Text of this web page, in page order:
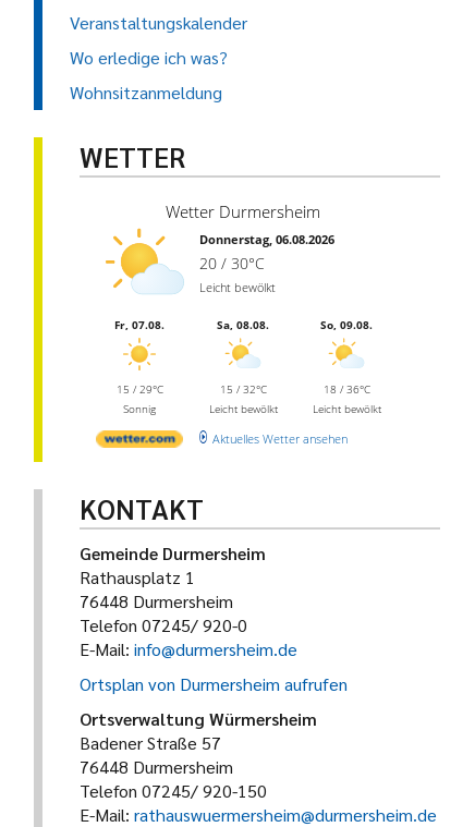
Veranstaltungskalender
Wo erledige ich was?
Wohnsitzanmeldung
WETTER
Wetter Durmersheim
Donnerstag, 06.08.2026
20 / 30°C
Leicht bewölkt
Fr, 07.08.
15 / 29°C
Sonnig
Sa, 08.08.
15 / 32°C
Leicht bewölkt
So, 09.08.
18 / 36°C
Leicht bewölkt
Aktuelles Wetter ansehen
KONTAKT
Gemeinde Durmersheim
Rathausplatz 1
76448 Durmersheim
Telefon 07245/ 920-0
E-Mail: info@durmersheim.de
Ortsplan von Durmersheim aufrufen
Ortsverwaltung Würmersheim
Badener Straße 57
76448 Durmersheim
Telefon 07245/ 920-150
E-Mail: rathauswuermersheim@durmersheim.de